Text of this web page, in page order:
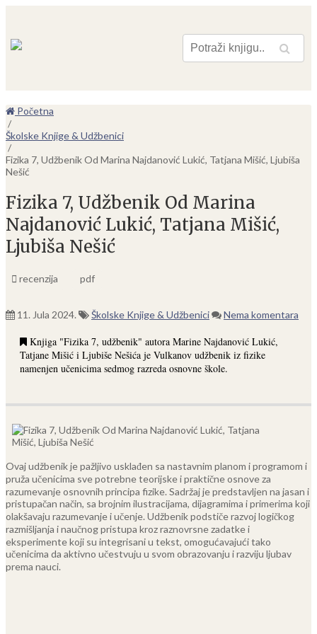
Pretraga
Početna
/
Školske Knjige & Udžbenici
/
Fizika 7, Udžbenik Od Marina Najdanović Lukić, Tatjana Mišić, Ljubiša
Nešić
Fizika 7, Udžbenik Od Marina
Najdanović Lukić, Tatjana Mišić,
Ljubiša Nešić
recenzija pdf
11. Jula 2024. Školske Knjige & Udžbenici Nema komentara
Knjiga "Fizika 7, udžbenik" autora Marine Najdanović Lukić,
Tatjane Mišić i Ljubiše Nešića je Vulkanov udžbenik iz fizike
namenjen učenicima sedmog razreda osnovne škole.
Ovaj udžbenik je pažljivo usklađen sa nastavnim planom i programom i
pruža učenicima sve potrebne teorijske i praktične osnove za
razumevanje osnovnih principa fizike. Sadržaj je predstavljen na jasan i
pristupačan način, sa brojnim ilustracijama, dijagramima i primerima koji
olakšavaju razumevanje i učenje. Udžbenik podstiče razvoj logičkog
razmišljanja i naučnog pristupa kroz raznovrsne zadatke i
eksperimente koji su integrisani u tekst, omogućavajući tako
učenicima da aktivno učestvuju u svom obrazovanju i razviju ljubav
prema nauci.